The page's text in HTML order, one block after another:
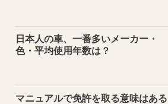
日本人の車、一番多いメーカー・
色・平均使用年数は？
マニュアルで免許を取る意味はある